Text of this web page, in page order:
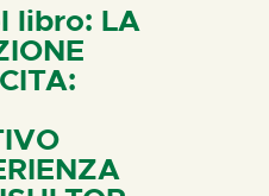
libro: LA